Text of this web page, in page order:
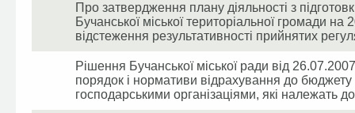
Про затвердження плану діяльності з
Бучанської міської територіальної громади
відстеження результативності прийнятих
Рішення Бучанської міської ради від
порядок і нормативи відрахування до
господарськими організаціями, які належать